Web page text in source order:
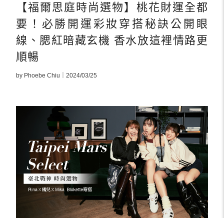
【福爾思庭時尚選物】桃花財運全都
要！必勝開運彩妝穿搭秘訣公開眼
線、腮紅暗藏玄機 香水放這裡情路更
順暢
by Phoebe Chiu｜2024/03/25